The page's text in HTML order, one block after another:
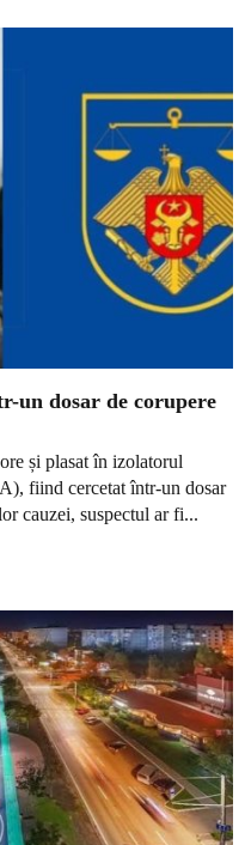
un dosar de corupere
și plasat în izolatorul
fiind cercetat într-un dosar
cauzei, suspectul ar fi...